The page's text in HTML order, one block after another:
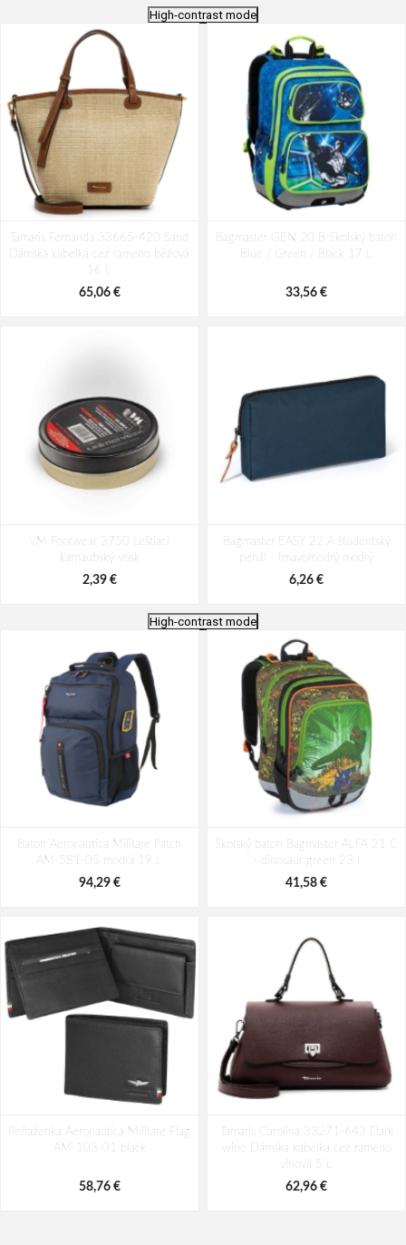
High-contrast mode
Tamaris Fernanda 33665-420 Sand
Dámska kabelka cez rameno béžová
16 L
65,06 €
Bagmaster GEN 20 B Školský batoh
Blue / Green / Black 17 L
33,56 €
VM Footwear 3750 Leštiaci
karnaubský vosk
2,39 €
Bagmaster EASY 22 A študentský
penál - tmavomodrý modrý
6,26 €
AM-580-05 modrá 22 L
Rosé 35 l
49,10 €
High-contrast mode
Batoh Aeronautica Militare Patch
AM-581-05 modrá 19 L
94,29 €
Školský batoh Bagmaster ALFA 21 C
- dinosaur green 23 l
41,58 €
Peňaženka Aeronautica Militare Flag
AM-103-01 black
58,76 €
Tamaris Carolina 33271-643 Dark
wine Dámska kabelka cez rameno
vínová 5 L
62,96 €